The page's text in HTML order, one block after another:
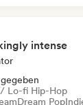
intense
Lo-fi Hip-Hop
Dream Pop